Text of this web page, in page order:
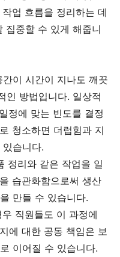
업 흐름을 정리하는 데
집중할 수 있게 해줍니
이 시간이 지나도 깨끗
인 방법입니다. 일상적
정에 맞는 빈도를 결정
청소하면 더럽힘과 지
습니다.
정리와 같은 작업을 일
습관화함으로써 생산
만들 수 있습니다.
직원들도 이 과정에
에 대한 공동 책임은 보
이어질 수 있습니다.